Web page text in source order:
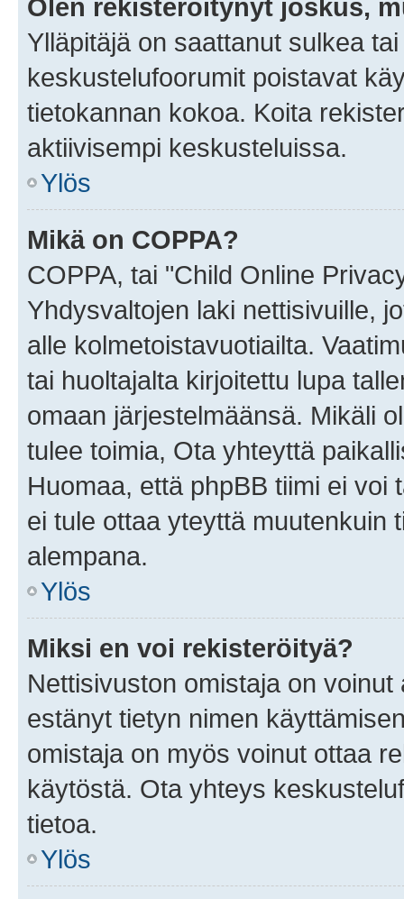
Olen rekisteröitynyt joskus,
Ylläpitäjä on saattanut sulkea
keskustelufoorumit poistavat
tietokannan kokoa. Koita
aktiivisempi keskusteluissa.
Ylös
Mikä on COPPA?
COPPA, tai "Child Online
Yhdysvaltojen laki nettisivuille,
alle kolmetoistavuotiailta.
tai huoltajalta kirjoitettu lupa
omaan järjestelmäänsä. Mikäli
tulee toimia, Ota yhteyttä
Huomaa, että phpBB tiimi ei
ei tule ottaa yteyttä muutenkuin
alempana.
Ylös
Miksi en voi rekisteröityä?
Nettisivuston omistaja on
estänyt tietyn nimen
omistaja on myös voinut ottaa
käytöstä. Ota yhteys
tietoa.
Ylös